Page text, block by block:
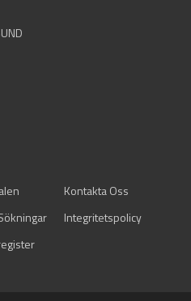
Kontakta Oss
Integritetspolicy